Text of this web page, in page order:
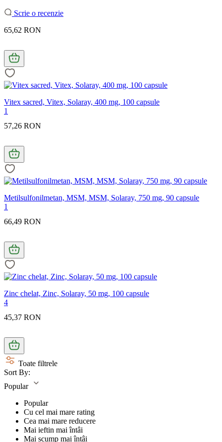
Scrie o recenzie
65,62 RON
Vitex sacred, Vitex, Solaray, 400 mg, 100 capsule
1
57,26 RON
Metilsulfonilmetan, MSM, MSM, Solaray, 750 mg, 90 capsule
1
66,49 RON
Zinc chelat, Zinc, Solaray, 50 mg, 100 capsule
4
45,37 RON
Toate filtrele
Sort By:
Popular
Popular
Cu cel mai mare rating
Cea mai mare reducere
Mai ieftin mai întâi
Mai scump mai întâi